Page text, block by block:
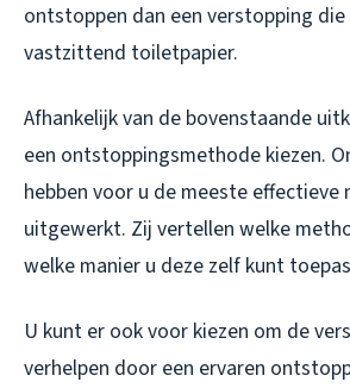
ontstoppen dan een verstopping
vastzittend toiletpapier.
Afhankelijk van de bovenstaande
een ontstoppingsmethode kiezen.
hebben voor u de meeste effectieve
uitgewerkt. Zij vertellen welke
welke manier u deze zelf kunt
U kunt er ook voor kiezen om de
verhelpen door een ervaren